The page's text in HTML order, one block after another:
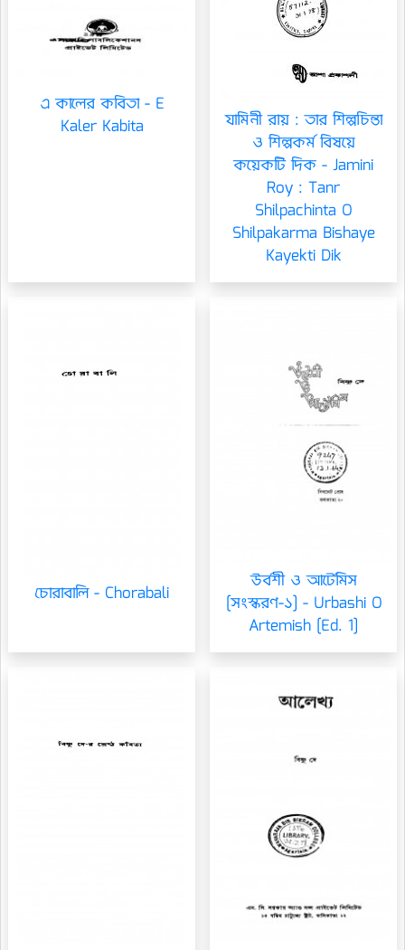
এ কালের কবিতা - E
Kaler Kabita
যামিনী রায় : তার শিল্পচিন্তা
ও শিল্পকর্ম বিষয়ে
কয়েকটি দিক - Jamini
Roy : Tanr
Shilpachinta O
Shilpakarma Bishaye
Kayekti Dik
চোরাবালি - Chorabali
উর্বশী ও আর্টেমিস
[সংস্করণ-১] - Urbashi O
Artemish [Ed. 1]